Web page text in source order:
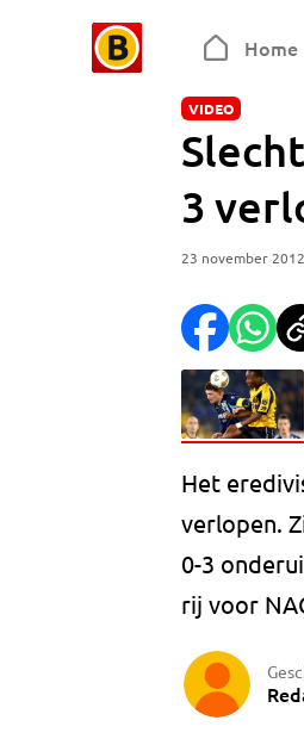
Home
VIDEO
3
23 november
Het
verlopen.
0-3
rij voor